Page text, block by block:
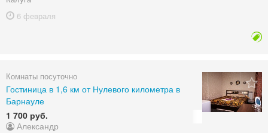
6 февраля
Комнаты посуточно
Гостиница в 1,6 км от Нулевого километра в
Барнауле
1 700 руб.
Александр